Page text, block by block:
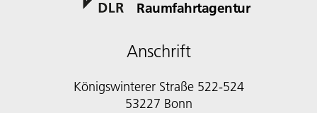
Raumfahrtagentur
Anschrift
Königswinterer Straße 522-524
53227 Bonn